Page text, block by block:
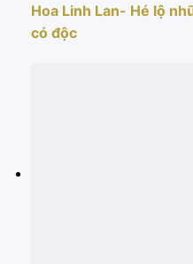
Hoa Linh Lan- Hé lộ
có độc